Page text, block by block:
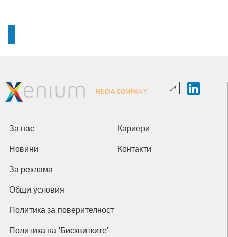
За нас Кариери
Новини Контакти
За реклама
Общи условия
Политика за поверителност
Политика на 'Бисквитките'